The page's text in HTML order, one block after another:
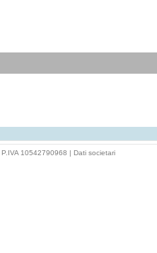
10542790968 | Dati societari